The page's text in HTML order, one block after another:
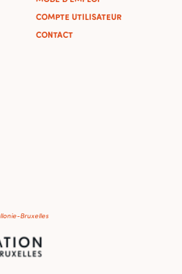
COMPTE UTILISATEUR
CONTACT
Bruxelles